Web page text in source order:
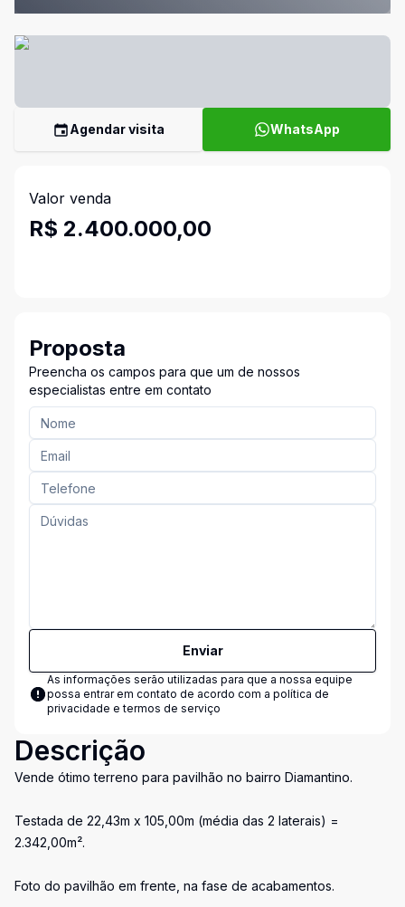
Agendar visita WhatsApp
Valor venda
R$ 2.400.000,00
Proposta
Preencha os campos para que um de nossos
especialistas entre em contato
Enviar
As informações serão utilizadas para que a nossa equipe
possa entrar em contato de acordo com a política de
privacidade e termos de serviço
Descrição
Vende ótimo terreno para pavilhão no bairro Diamantino.
Testada de 22,43m x 105,00m (média das 2 laterais) =
2.342,00m².
Foto do pavilhão em frente, na fase de acabamentos.